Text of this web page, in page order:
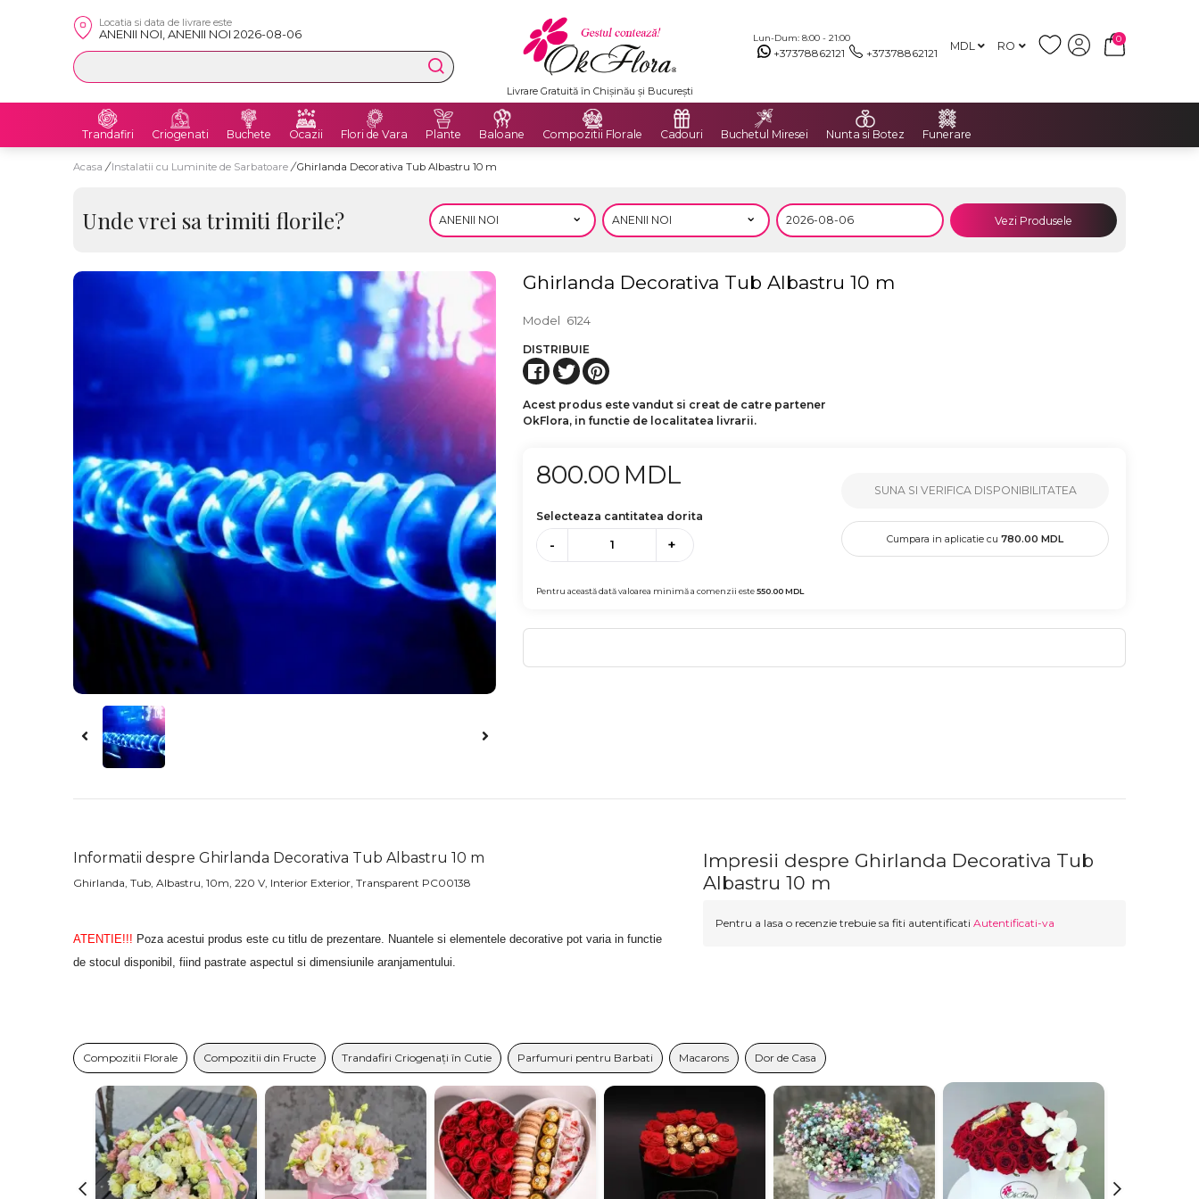
Locatia si data de livrare este
ANENII NOI, ANENII NOI 2026-08-06 Lun-Dum: 8:00 - 21:00
+37378862121 +37378862121 MDL RO
0
Livrare Gratuită în Chișinău și București
Trandafiri Criogenati Buchete Ocazii Flori de Vara Plante Baloane Compozitii Florale Cadouri Buchetul Miresei Nunta si Botez Funerare
Acasa / Instalatii cu Luminite de Sarbatoare / Ghirlanda Decorativa Tub Albastru 10 m
Unde vrei sa trimiti florile? Vezi Produsele
Ghirlanda Decorativa Tub Albastru 10 m
Model 6124
DISTRIBUIE
Acest produs este vandut si creat de catre partener
OkFlora, in functie de localitatea livrarii.
800.00 MDL
Selecteaza cantitatea dorita
- +
Pentru această dată valoarea minimă a comenzii este550.00MDL
SUNA SI VERIFICA DISPONIBILITATEA
Cumpara in aplicatie cu780.00 MDL
Informatii despre Ghirlanda Decorativa Tub Albastru 10 m
Ghirlanda, Tub, Albastru, 10m, 220 V, Interior Exterior, Transparent PC00138
ATENTIE!!! Poza acestui produs este cu titlu de prezentare. Nuantele si elementele decorative pot varia in functie
de stocul disponibil, fiind pastrate aspectul si dimensiunile aranjamentului.
Impresii despre Ghirlanda Decorativa Tub
Albastru 10 m
Pentru a lasa o recenzie trebuie sa fiti autentificati Autentificati-va
Compozitii Florale Compozitii din Fructe Trandafiri Criogenați în Cutie Parfumuri pentru Barbati Macarons Dor de Casa